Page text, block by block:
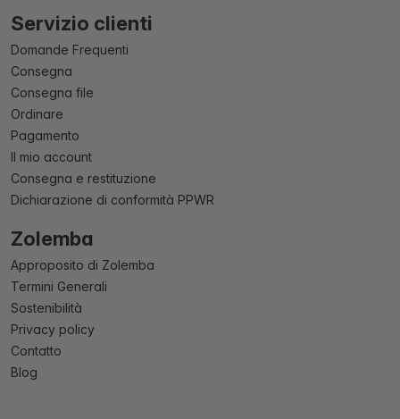
Servizio clienti
Domande Frequenti
Consegna
Consegna file
Ordinare
Pagamento
Il mio account
Consegna e restituzione
Dichiarazione di conformità PPWR
Zolemba
Approposito di Zolemba
Termini Generali
Sostenibilità
Privacy policy
Contatto
Blog